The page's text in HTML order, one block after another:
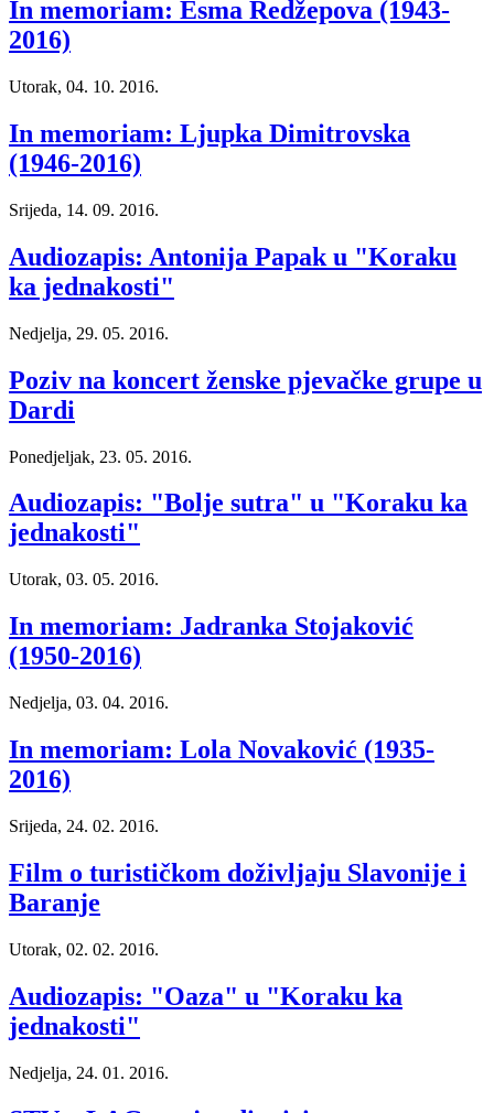
In memoriam: Esma Redžepova (1943-
2016)
Utorak, 04. 10. 2016.
In memoriam: Ljupka Dimitrovska
(1946-2016)
Srijeda, 14. 09. 2016.
Audiozapis: Antonija Papak u "Koraku
ka jednakosti"
Nedjelja, 29. 05. 2016.
Poziv na koncert ženske pjevačke grupe u
Dardi
Ponedjeljak, 23. 05. 2016.
Audiozapis: "Bolje sutra" u "Koraku ka
jednakosti"
Utorak, 03. 05. 2016.
In memoriam: Jadranka Stojaković
(1950-2016)
Nedjelja, 03. 04. 2016.
In memoriam: Lola Novaković (1935-
2016)
Srijeda, 24. 02. 2016.
Film o turističkom doživljaju Slavonije i
Baranje
Utorak, 02. 02. 2016.
Audiozapis: "Oaza" u "Koraku ka
jednakosti"
Nedjelja, 24. 01. 2016.